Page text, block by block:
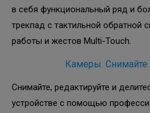
в себя функциональный ряд и
трекпад с тактильной обратной
работы и жестов Multi-Touch.
Камеры.
Снимайте, редактируйте и
устройстве с помощью